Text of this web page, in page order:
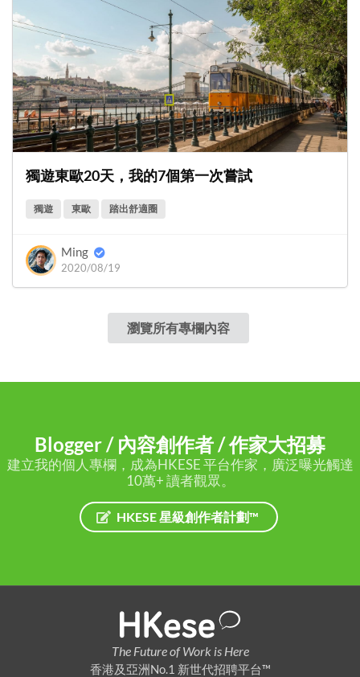
獨遊東歐20天，我的7個第一次嘗試
獨遊 東歐 踏出舒適圈
Ming
2020/08/19
瀏覽所有專欄內容
Blogger / 內容創作者 / 作家大招募
建立我的個人專欄，成為HKESE 平台作家，廣泛曝光觸達
10萬+ 讀者觀眾。
HKESE 星級創作者計劃™
The Future of Work is Here
香港及亞洲No.1 新世代招聘平台™